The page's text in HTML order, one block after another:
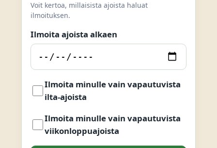
Voit kertoa, millaisista ajoista haluat
ilmoituksen.
Ilmoita ajoista alkaen
Ilmoita minulle vain vapautuvista
ilta-ajoista
Ilmoita minulle vain vapautuvista
viikonloppuajoista